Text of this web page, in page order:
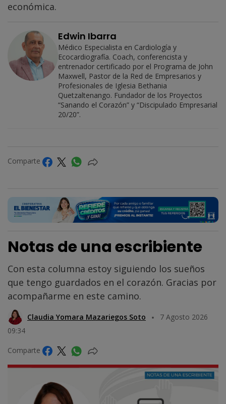
económica.
Edwin Ibarra
Médico Especialista en Cardiología y
Ecocardiografía. Coach, conferencista y
entrenador certificado por el Programa de John
Maxwell, Pastor de la Red de Empresarios y
Profesionales de Iglesia Bethania
Quetzaltenango. Fundador de los Proyectos
“Sanando el Corazón” y “Discipulado Empresarial
20/20”.
Comparte
Notas de una escribiente
Con esta columna estoy siguiendo los sueños
que tengo guardados en el corazón. Gracias por
acompañarme en este camino.
Claudia Yomara Mazariegos Soto
7 Agosto 2026
09:34
Comparte